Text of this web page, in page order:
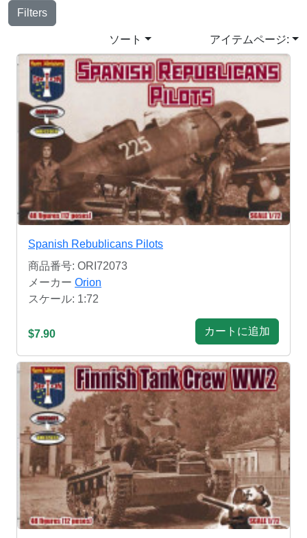
Filters
ソート アイテムページ:
Spanish Rebublicans Pilots
商品番号: ORI72073
メーカー Orion
スケール: 1:72
$7.90 カートに追加